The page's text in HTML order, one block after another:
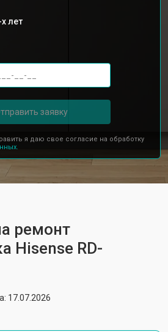
лет
заявку
я даю свое согласие на обработку
ремонт
Hisense RD-
17.07.2026